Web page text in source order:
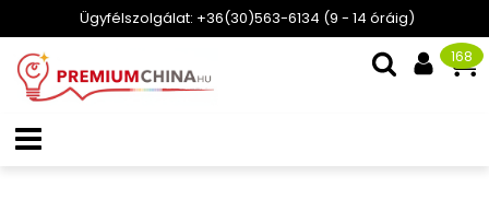
Ügyfélszolgálat: +36(30)563-6134 (9 - 14 óráig)
168